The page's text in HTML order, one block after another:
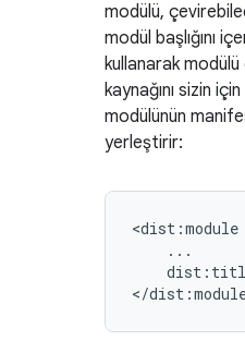
modülü,
modül başlığını
kullanarak
kaynağını sizin
modülünün
yerleştirir: